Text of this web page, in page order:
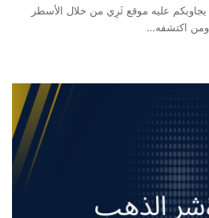
عليه موقع ثَرِي من خلال الأسطر
ومن اكتشفه…